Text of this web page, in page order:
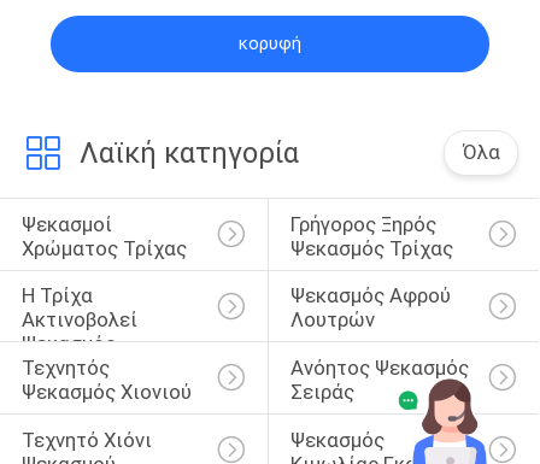
κορυφή
Λαϊκή κατηγορία Όλα
Ψεκασμοί
Χρώματος Τρίχας
Γρήγορος Ξηρός
Ψεκασμός Τρίχας
Η Τρίχα
Ακτινοβολεί
Ψεκασμός
Ψεκασμός Αφρού
Λουτρών
Τεχνητός
Ψεκασμός Χιονιού
Ανόητος Ψεκασμός
Σειράς
Τεχνητό Χιόνι
Ψεκασμός